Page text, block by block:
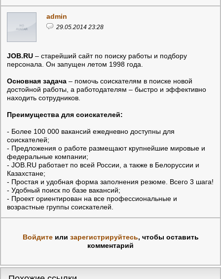
admin
29.05.2014 23:28
JOB.RU – старейший сайт по поиску работы и подбору
персонала. Он запущен летом 1998 года.
Основная задача – помочь соискателям в поиске новой
достойной работы, а работодателям – быстро и эффективно
находить сотрудников.
Преимущества для соискателей:
- Более 100 000 вакансий ежедневно доступны для
соискателей;
- Предложения о работе размещают крупнейшие мировые и
федеральные компании;
- JOB.RU работает по всей России, а также в Белоруссии и
Казахстане;
- Простая и удобная форма заполнения резюме. Всего 3 шага!
- Удобный поиск по базе вакансий;
- Проект ориентирован на все профессиональные и
возрастные группы соискателей.
Войдитеили зарегистрируйтесь, чтобы оставить
комментарий